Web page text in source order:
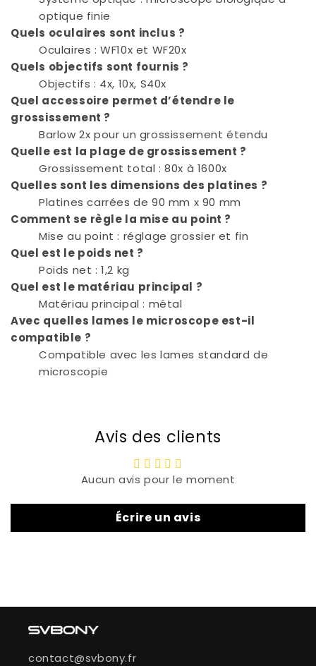
optique finie
Quels oculaires sont inclus ?
Oculaires : WF10x et WF20x
Quels objectifs sont fournis ?
Objectifs : 4x, 10x, S40x
Quel accessoire permet d’étendre le
grossissement ?
Barlow 2x pour un grossissement étendu
Quelle est la plage de grossissement ?
Grossissement total : 80x à 1600x
Quelles sont les dimensions des platines ?
Platines carrées de 90 mm x 90 mm
Comment se règle la mise au point ?
Mise au point : réglage grossier et fin
Quel est le poids net ?
Poids net : 1,2 kg
Quel est le matériau principal ?
Matériau principal : métal
Avec quelles lames le microscope est-il
compatible ?
Compatible avec les lames standard de
microscopie
Avis des clients
Aucun avis pour le moment
Écrire un avis
contact@svbony.fr